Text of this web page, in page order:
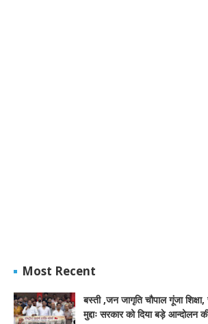
Most Recent
बस्ती ,जन जागृति चौपाल गूंजा
मुद्दाः सरकार को दिया बड़े आन्दोलन